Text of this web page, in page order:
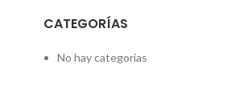
CATEGORÍAS
No hay categorías